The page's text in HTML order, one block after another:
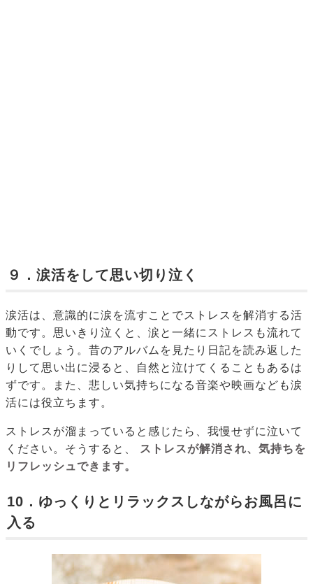
９．涙活をして思い切り泣く
涙活は、意識的に涙を流すことでストレスを解消する活
動です。思いきり泣くと、涙と一緒にストレスも流れて
いくでしょう。昔のアルバムを見たり日記を読み返した
りして思い出に浸ると、自然と泣けてくることもあるは
ずです。また、悲しい気持ちになる音楽や映画なども涙
活には役立ちます。
ストレスが溜まっていると感じたら、我慢せずに泣いて
ください。そうすると、
ストレスが解消され、気持ちを
リフレッシュできます。
10．ゆっくりとリラックスしながらお風呂に
入る